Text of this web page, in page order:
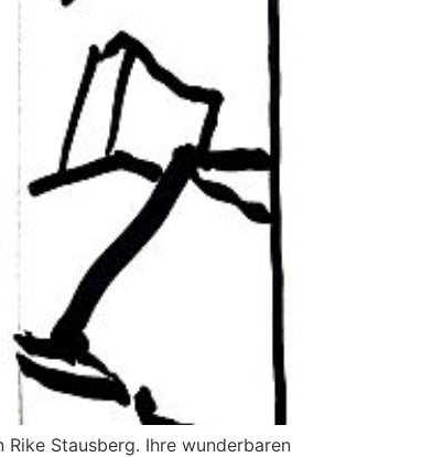
Stausberg. Ihre wunderbaren